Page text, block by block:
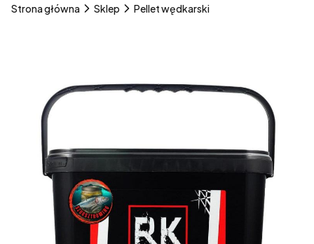
Strona główna Sklep Pellet wędkarski